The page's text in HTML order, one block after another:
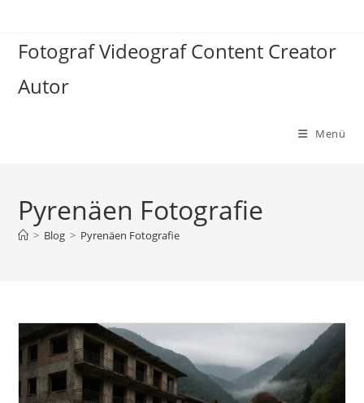
springen
Fotograf Videograf Content Creator
Autor
Menü
Pyrenäen Fotografie
> Blog > Pyrenäen Fotografie